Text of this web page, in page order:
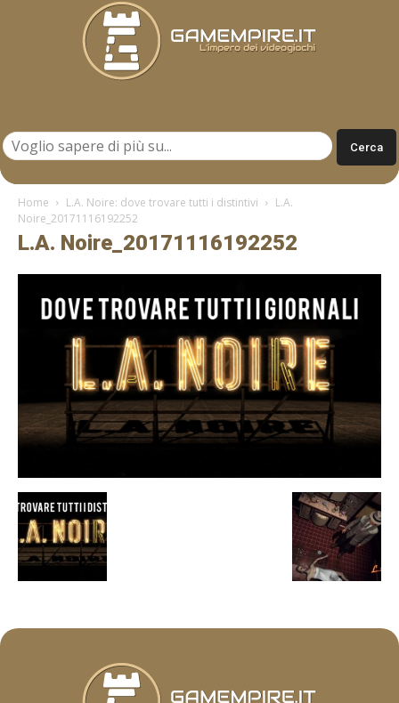
Home L.A. Noire: dove trovare tutti i distintivi
L.A.
Noire_20171116192252
L.A. Noire_20171116192252